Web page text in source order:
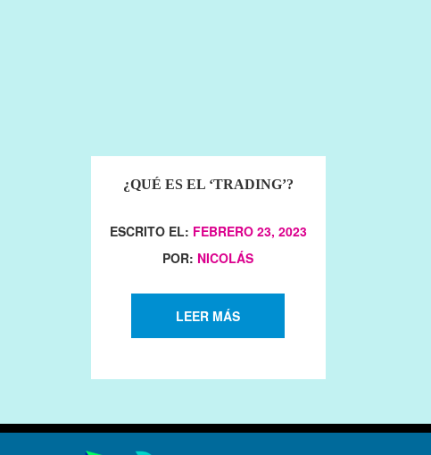
¿QUÉ ES EL ‘TRADING’?
ESCRITO EL: FEBRERO 23, 2023
POR: NICOLÁS
LEER MÁS